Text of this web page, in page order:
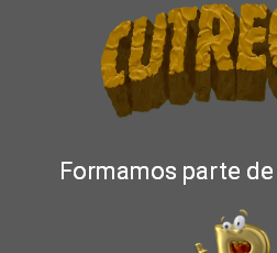
Formamos parte